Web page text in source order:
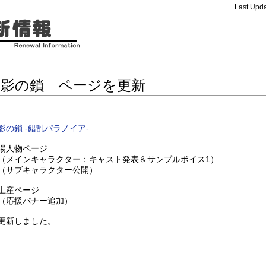
Last
影の鎖 ページを更新
の鎖 -錯乱パラノイア-
人物ページ
メインキャラクター：キャスト発表＆サンプルボイス1）
サブキャラクター公開）
産ページ
応援バナー追加）
新しました。